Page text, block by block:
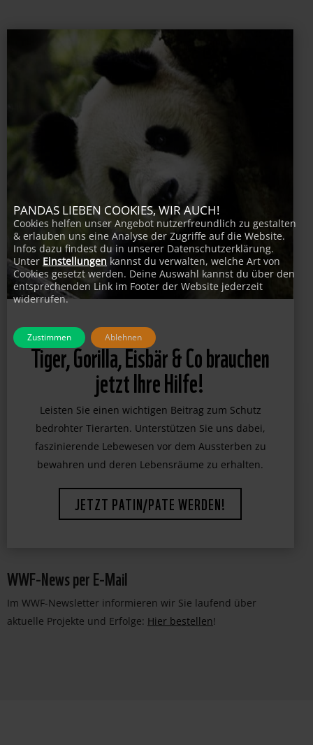
Tiger, Gorilla, Eisbär & Co brauchen
jetzt Ihre Hilfe!
Leisten Sie einen wichtigen Beitrag zum Schutz
bedrohter Tierarten. Unterstützen Sie uns dabei,
faszinierende Lebewesen vor dem Aussterben zu
bewahren und deren Lebensräume zu erhalten.
JETZT PATIN/PATE WERDEN!
WWF-News per E-Mail
Im WWF-Newsletter informieren wir Sie laufend über
aktuelle Projekte und Erfolge: Hier bestellen!
PANDAS LIEBEN COOKIES, WIR AUCH!
Cookies helfen unser Angebot nutzerfreundlich zu gestalten
& erlauben uns eine Analyse der Zugriffe auf die Website.
Infos dazu findest du in unserer Datenschutzerklärung.
Unter Einstellungen kannst du verwalten, welche Art von
Cookies gesetzt werden. Deine Auswahl kannst du über den
entsprechenden Link im Footer der Website jederzeit
widerrufen.
Zustimmen Ablehnen